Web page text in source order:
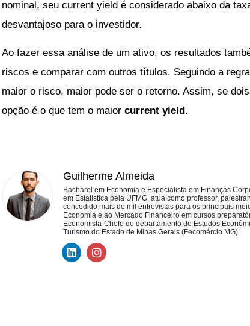
nominal, seu current yield é considerado abaixo da
desvantajoso para o investidor.
Ao fazer essa análise de um ativo, os resultados
riscos e comparar com outros títulos. Seguindo a
maior o risco, maior pode ser o retorno. Assim, se
opção é o que tem o maior current yield.
Guilherme Almeida
Bacharel em Economia e Especialista em Finanças
em Estatística pela UFMG, atua como professor,
concedido mais de mil entrevistas para os principais
Economia e ao Mercado Financeiro em cursos
Economista-Chefe do departamento de Estudos
Turismo do Estado de Minas Gerais (Fecomércio MG).